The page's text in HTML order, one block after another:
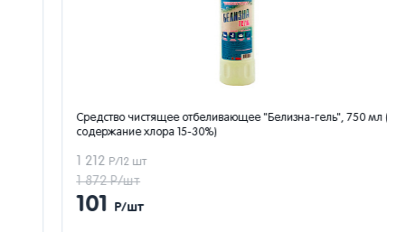
Средство чистящее отбеливающее "Белизна-гель", 750 мл (
содержание хлора 15-30%)
Р/12 шт
1 872 Р/шт
101Р/шт